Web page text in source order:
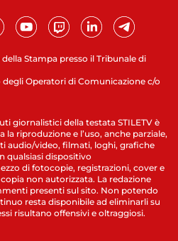
Stampa presso il Tribunale di
Operatori di Comunicazione c/o
giornalistici della testata STILETV è
la riproduzione e l’uso, anche parziale,
audio/video, filmati, loghi, grafiche
qualsiasi dispositivo
di fotocopie, registrazioni, cover e
non autorizzata. La redazione
presenti sul sito. Non potendo
resta disponibile ad eliminarli su
risultano offensivi e oltraggiosi.